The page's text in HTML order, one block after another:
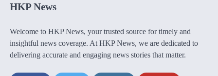
HKP News
Welcome to HKP News, your trusted source for timely and
insightful news coverage. At HKP News, we are dedicated to
delivering accurate and engaging news stories that matter.